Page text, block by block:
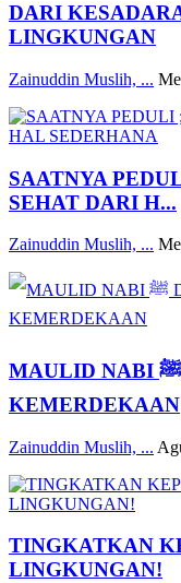
DARI
LINGKUNGAN
Zainuddin Muslih, ...
SAATNYA
SEHAT DARI H...
Zainuddin Muslih, ...
MAULID NABI ﷺ DAN SEMANGAT MENGISI
KEMERDEKAAN
Zainuddin Muslih, ...
TINGKATKAN
LINGKUNGAN!